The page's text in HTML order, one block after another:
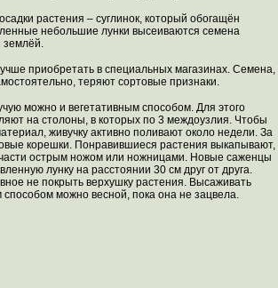
растения – суглинок, который обогащён
небольшие лунки высеиваются семена
землёй.
приобретать в специальных магазинах. Семена,
теряют сортовые признаки.
можно и вегетативным способом. Для этого
на столоны, в которых по 3 междоузлия. Чтобы
живучку активно поливают около недели. За
корешки. Понравившиеся растения выкапывают,
острым ножом или ножницами. Новые саженцы
лунку на расстоянии 30 см друг от друга.
не покрыть верхушку растения. Высаживать
способом можно весной, пока она не зацвела.